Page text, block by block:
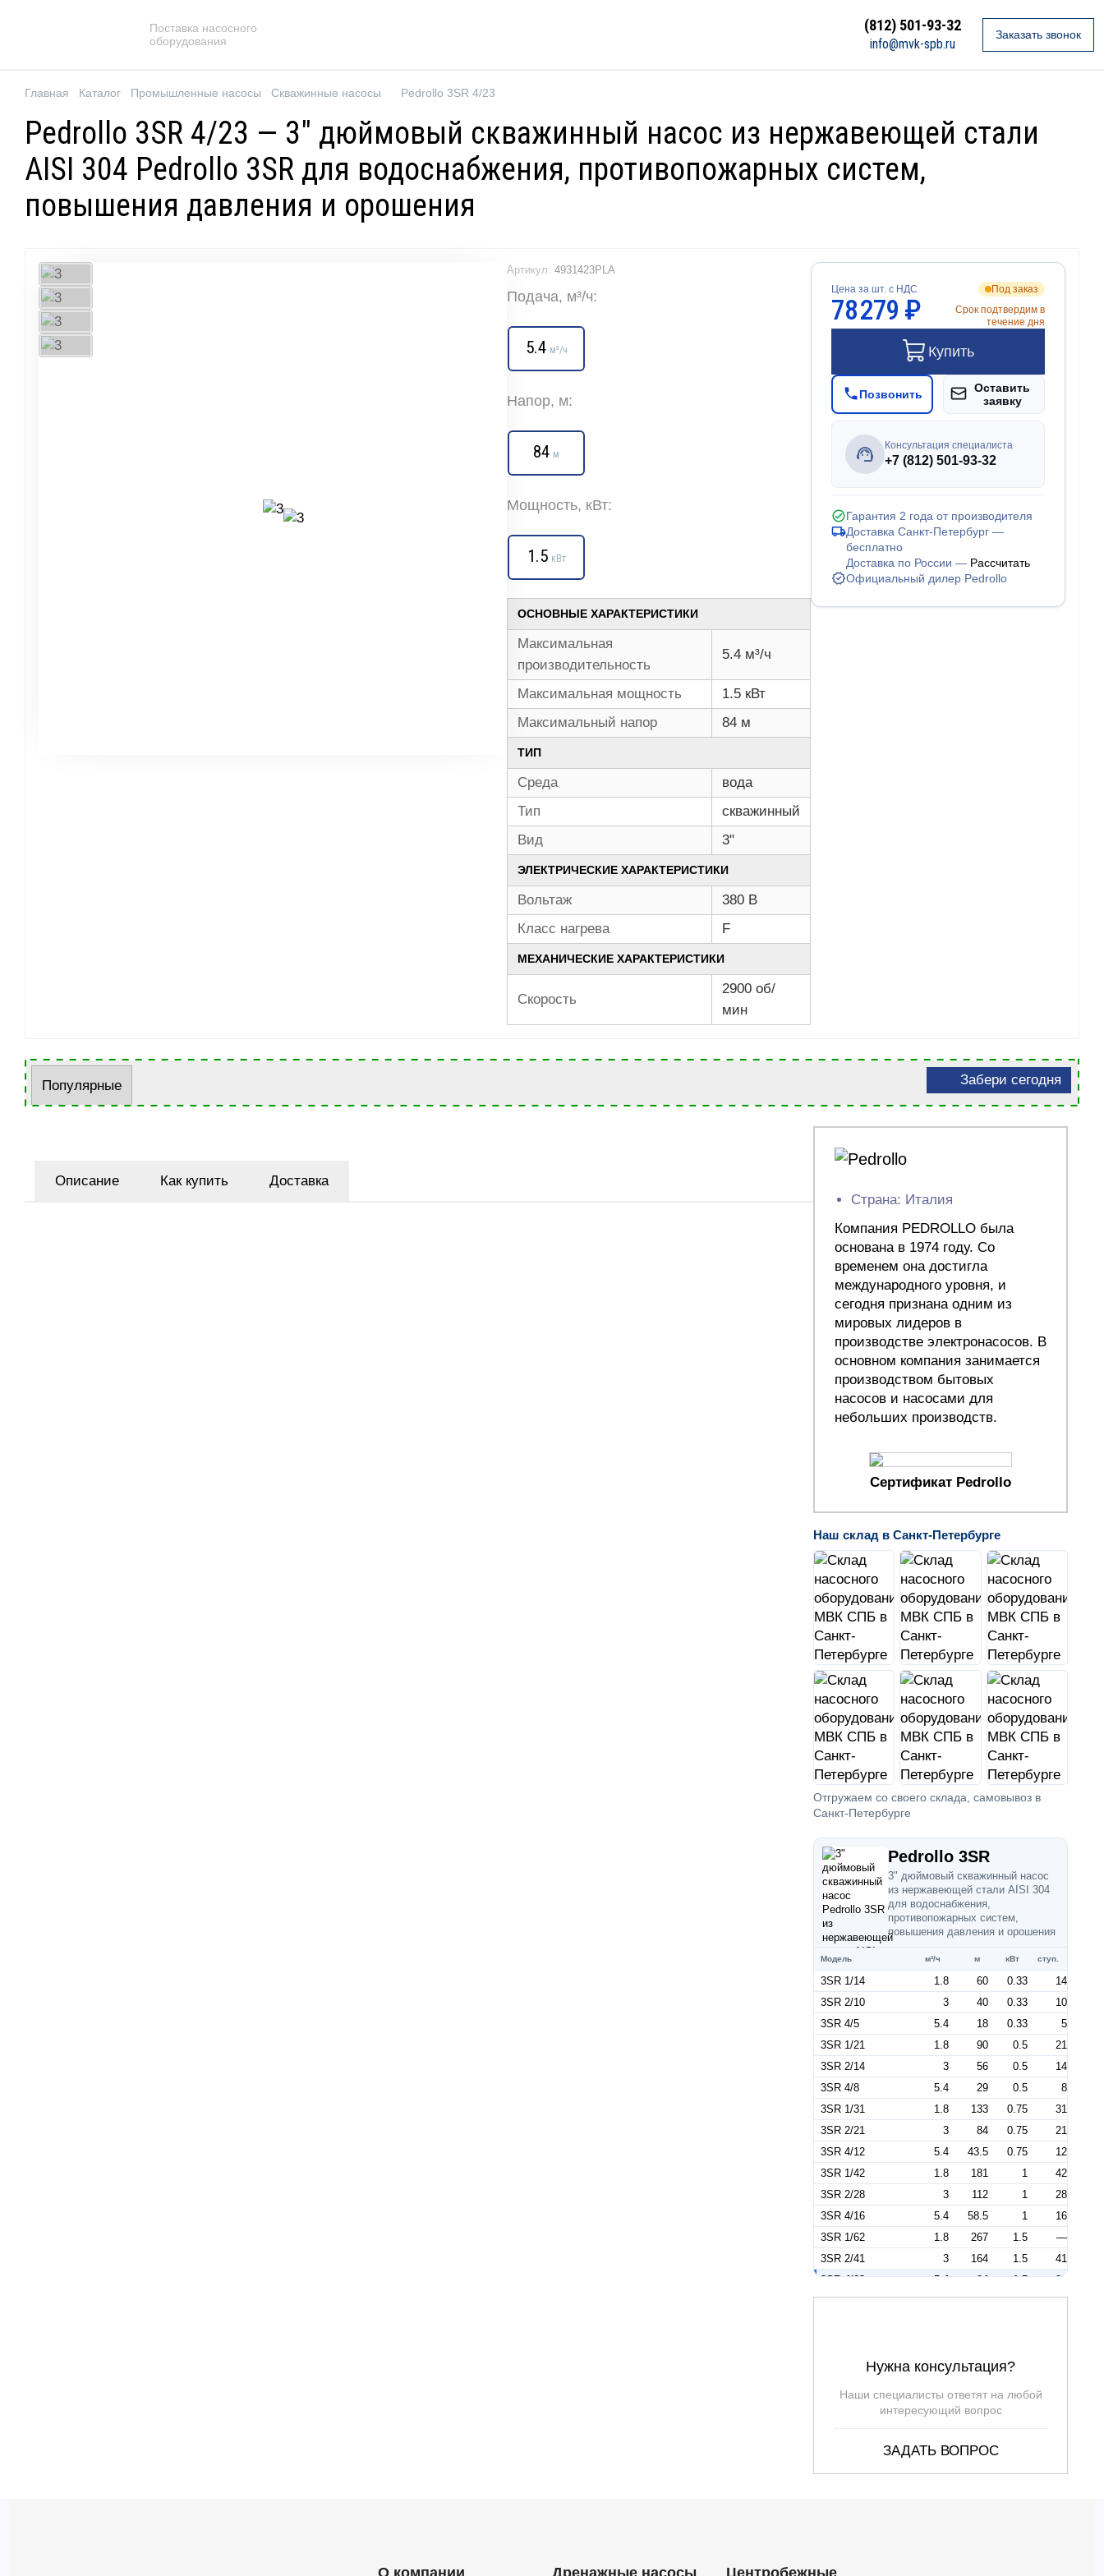
Поставка насосного
оборудования
(812) 501-93-32
info@mvk-spb.ru
Заказать звонок
Главная Каталог Промышленные насосы Скважинные насосы Pedrollo 3SR 4/23
Pedrollo 3SR 4/23 — 3" дюймовый скважинный насос из нержавеющей стали
AISI 304 Pedrollo 3SR для водоснабжения, противопожарных систем,
повышения давления и орошения
Артикул: 4931423PLA
Подача, м³/ч:
5.4 м³/ч
Напор, м:
84 м
Мощность, кВт:
1.5 кВт
ОСНОВНЫЕ ХАРАКТЕРИСТИКИ
Максимальная
производительность
5.4 м³/ч
Максимальная мощность
1.5 кВт
Максимальный напор
84 м
ТИП
Среда
вода
Тип
скважинный
Вид
3"
ЭЛЕКТРИЧЕСКИЕ ХАРАКТЕРИСТИКИ
Вольтаж
380 В
Класс нагрева
F
МЕХАНИЧЕСКИЕ ХАРАКТЕРИСТИКИ
Скорость
2900 об/
мин
Цена за шт. с НДС
78 279 ₽
Под заказ
Срок подтвердим в
течение дня
Купить
Позвонить
Оставить
заявку
Консультация специалиста
+7 (812) 501-93-32
Гарантия 2 года от производителя
Доставка Санкт-Петербург —
бесплатно
Доставка по России — Рассчитать
Официальный дилер Pedrollo
Популярные Забери сегодня
Описание Как купить
Доставка
Страна: Италия
Компания PEDROLLO была
основана в 1974 году. Со
временем она достигла
международного уровня, и
сегодня признана одним из
мировых лидеров в
производстве электронасосов. В
основном компания занимается
производством бытовых
насосов и насосами для
небольших производств.
Сертификат Pedrollo
Наш склад в Санкт-Петербурге
Отгружаем со своего склада, самовывоз в
Санкт-Петербурге
Pedrollo 3SR
3" дюймовый скважинный насос
из нержавеющей стали AISI 304
для водоснабжения,
противопожарных систем,
повышения давления и орошения
Модель м³/ч м кВт ступ.
3SR 1/14 1.8 60 0.33
14
3SR 2/10
3 40 0.33
10
3SR 4/5
5.4 18 0.33
5
3SR 1/21
1.8 90 0.5
21
3SR 2/14
3 56 0.5
14
3SR 4/8
5.4 29 0.5
8
3SR 1/31
1.8 133 0.75
31
3SR 2/21
3 84 0.75
21
3SR 4/12
5.4 43.5 0.75
12
3SR 1/42
1.8 181 1
42
3SR 2/28
3 112 1
28
3SR 4/16
5.4 58.5 1
16
3SR 1/62
1.8 267 1.5
—
3SR 2/41
3 164 1.5
41
3SR 4/23
5.4 84 1.5
23
3SR 1
— — —
—
3SR 1/31 NYD
1.8 133
3SR 1/62 NYD
1.8 267
3SR 2/10 NYD
3 40
3SR 2/14 NYD
3 56 —
14
Нужна консультация?
Наши специалисты ответят на любой
интересующий вопрос
ЗАДАТЬ ВОПРОС
О компании Дренажные насосы Центробежные